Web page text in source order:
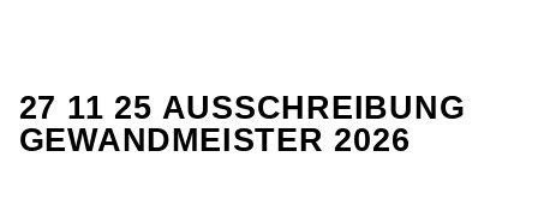
27 11 25 AUSSCHREIBUNG
GEWANDMEISTER 2026